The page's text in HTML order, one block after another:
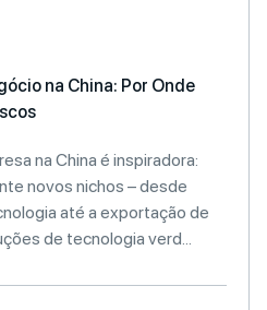
na China: Por Onde
na China é inspiradora:
novos nichos – desde
até a exportação de
de tecnologia verd...